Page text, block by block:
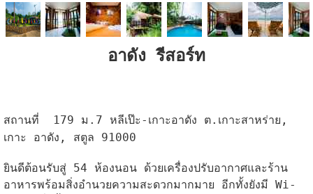
อาดัง รีสอร์ท
สถานที่ 179 ม.7 หลีเป๊ะ-เกาะอาดัง ต.เกาะสาหร่าย,
เกาะ อาดัง, สตูล 91000
ยินดีต้อนรับสู่ 54 ห้องนอน ด้วยเครื่องปรับอากาศและร้าน
อาหารพร้อมสิ่งอำนวยความสะดวกมากมาย อีกทั้งยังมี Wi-